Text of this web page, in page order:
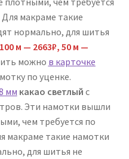
макраме такие
нормально, для шитья
100 м — 2663₽, 50 м —
можно в карточке
по уценке.
мм какао светлый с
Эти намотки вышли
чем требуется по
макраме такие намотки
для шитья не